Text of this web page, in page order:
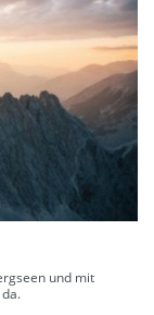
und mit